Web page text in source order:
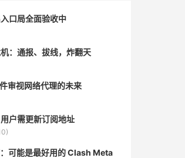
口局全面验收中
：通报、拔线，炸翻天
审视网络代理的未来
户需更新订阅地址
可能是最好用的 Clash Meta